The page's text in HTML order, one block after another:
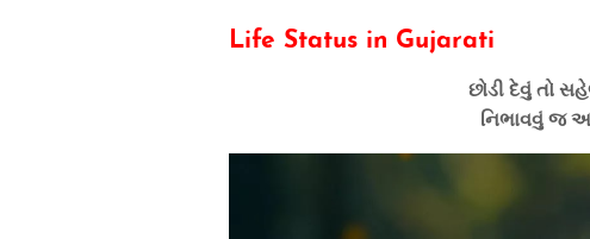
Life Status in Gujarati
છોડી દેવું તો
નિભાવવું જ